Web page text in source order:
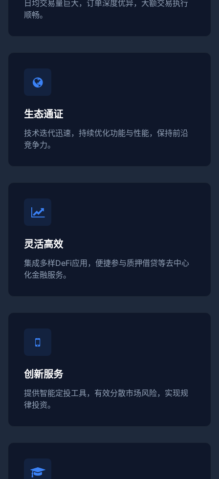
日均交易量巨大，订单深度优异，大额交易执行
顺畅。
生态通证
技术迭代迅速，持续优化功能与性能，保持前沿
竞争力。
灵活高效
集成多样DeFi应用，便捷参与质押借贷等去中心
化金融服务。
创新服务
提供智能定投工具，有效分散市场风险，实现规
律投资。